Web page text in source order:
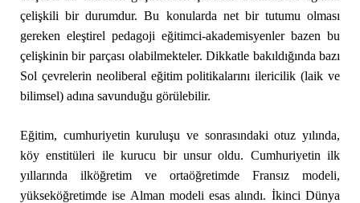
çelişkili bir durumdur. Bu konularda net bir tutumu olması
gereken eleştirel pedagoji eğitimci-akademisyenler bazen bu
çelişkinin bir parçası olabilmekteler. Dikkatle bakıldığında bazı
Sol çevrelerin neoliberal eğitim politikalarını ilericilik (laik ve
bilimsel) adına savunduğu görülebilir.
Eğitim, cumhuriyetin kuruluşu ve sonrasındaki otuz yılında,
köy enstitüleri ile kurucu bir unsur oldu. Cumhuriyetin ilk
yıllarında ilköğretim ve ortaöğretimde Fransız modeli,
yükseköğretimde ise Alman modeli esas alındı. İkinci Dünya